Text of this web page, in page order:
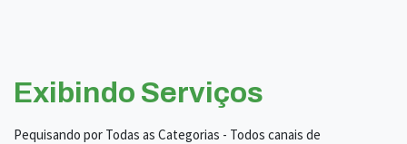
Exibindo Serviços
Pequisando por Todas as Categorias - Todos canais de